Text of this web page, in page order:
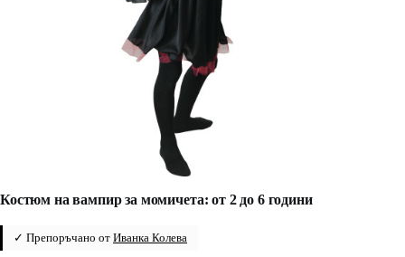
Костюм на вампир за момичета: от 2 до 6 години
✓ Препоръчано от Иванка Колева